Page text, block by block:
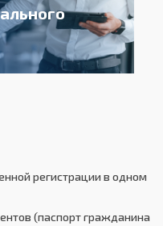
регистрации в одном
(паспорт гражданина